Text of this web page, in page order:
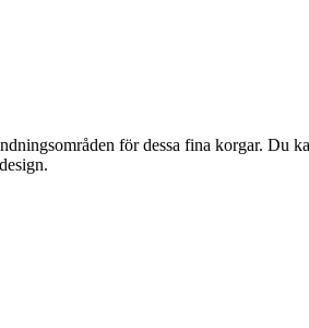
för dessa fina korgar. Du